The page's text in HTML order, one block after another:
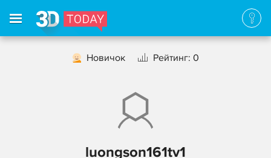
Новичок Рейтинг: 0
luongson161tv1